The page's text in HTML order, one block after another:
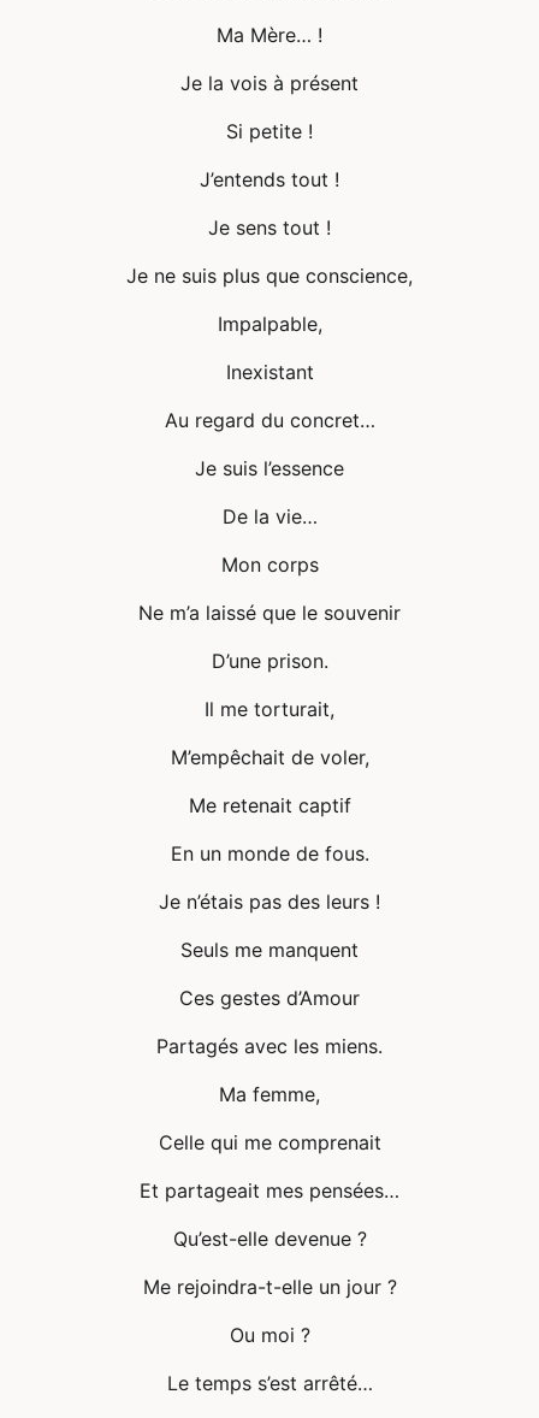
Ma Mère… !
Je la vois à présent
Si petite !
J’entends tout !
Je sens tout !
Je ne suis plus que conscience,
Impalpable,
Inexistant
Au regard du concret…
Je suis l’essence
De la vie…
Mon corps
Ne m’a laissé que le souvenir
D’une prison.
Il me torturait,
M’empêchait de voler,
Me retenait captif
En un monde de fous.
Je n’étais pas des leurs !
Seuls me manquent
Ces gestes d’Amour
Partagés avec les miens.
Ma femme,
Celle qui me comprenait
Et partageait mes pensées…
Qu’est-elle devenue ?
Me rejoindra-t-elle un jour ?
Ou moi ?
Le temps s’est arrêté…